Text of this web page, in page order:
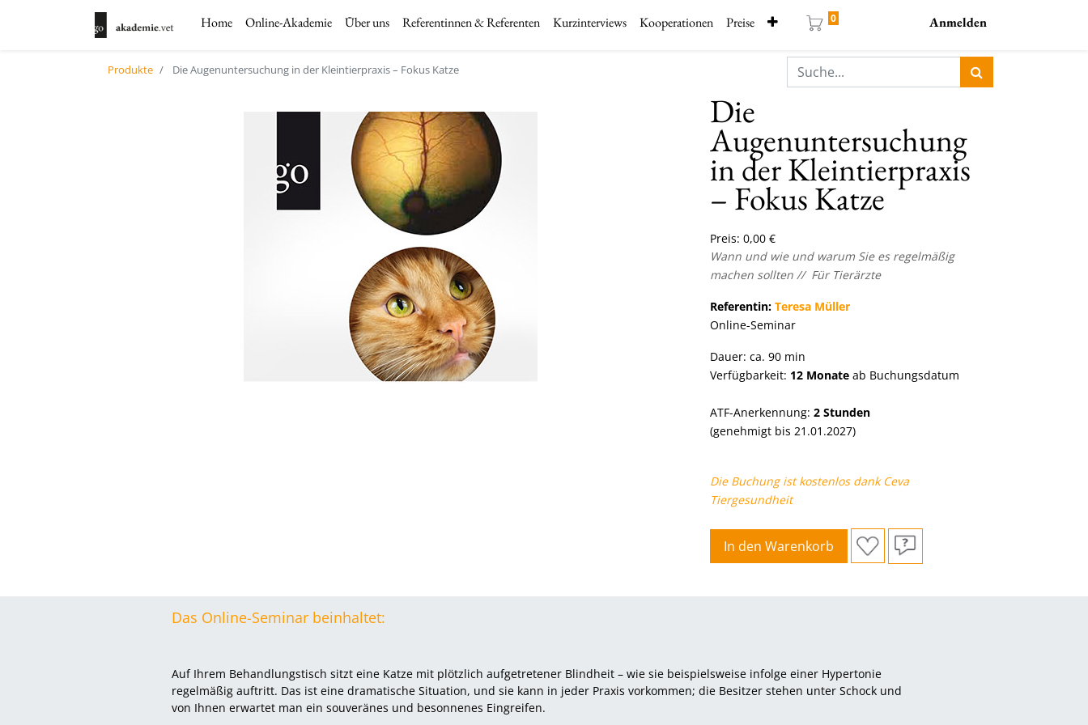
Home Online-Akademie Über uns Referentinnen & Referenten Kurzinterviews Kooperationen Preise 0 Anmelden
Produkte Die Augenuntersuchung in der Kleintierpraxis – Fokus Katze
Die
Augenuntersuchung
in der Kleintierpraxis
– Fokus Katze
Preis: 0,00 €
Wann und wie und warum Sie es regelmäßig
machen sollten // Für Tierärzte
Referentin: Teresa Müller
Online-Seminar
Dauer: ca. 90 min
Verfügbarkeit: 12 Monate ab Buchungsdatum
ATF-Anerkennung: 2 Stunden
(genehmigt bis 21.01.2027)
Die Buchung ist kostenlos dank Ceva
Tiergesundheit
In den Warenkorb
Das Online-Seminar beinhaltet:
Auf Ihrem Behandlungstisch sitzt eine Katze mit plötzlich aufgetretener Blindheit – wie sie beispielsweise infolge einer Hypertonie
regelmäßig auftritt. Das ist eine dramatische Situation, und sie kann in jeder Praxis vorkommen; die Besitzer stehen unter Schock und
von Ihnen erwartet man ein souveränes und besonnenes Eingreifen.